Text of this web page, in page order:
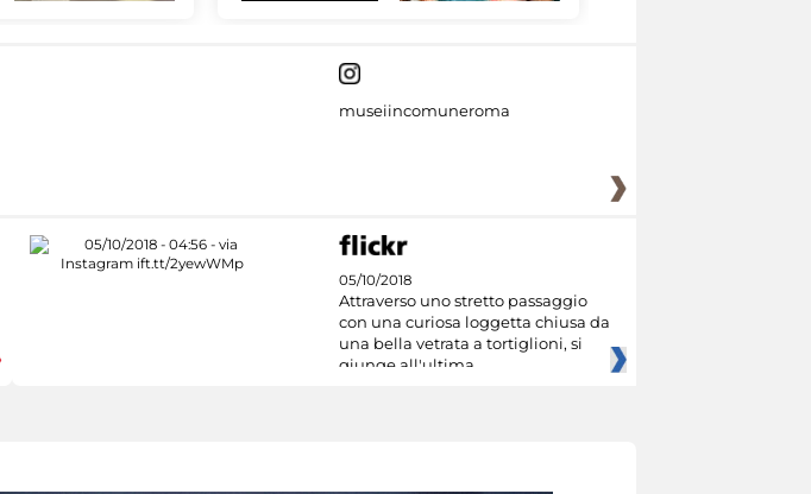
museiincomuneroma
05/10/2018
Attraverso uno stretto passaggio
con una curiosa loggetta chiusa da
una bella vetrata a tortiglioni, si
giunge all'ultima